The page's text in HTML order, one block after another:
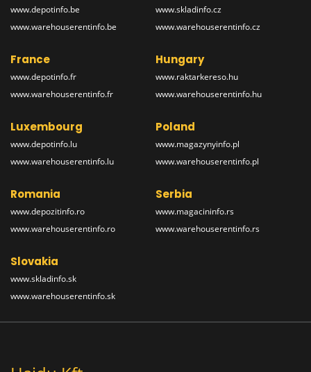
www.depotinfo.be
www.warehouserentinfo.be
www.skladinfo.cz
www.warehouserentinfo.cz
France
www.depotinfo.fr
www.warehouserentinfo.fr
Hungary
www.raktarkereso.hu
www.warehouserentinfo.hu
Luxembourg
www.depotinfo.lu
www.warehouserentinfo.lu
Poland
www.magazynyinfo.pl
www.warehouserentinfo.pl
Romania
www.depozitinfo.ro
www.warehouserentinfo.ro
Serbia
www.magacininfo.rs
www.warehouserentinfo.rs
Slovakia
www.skladinfo.sk
www.warehouserentinfo.sk